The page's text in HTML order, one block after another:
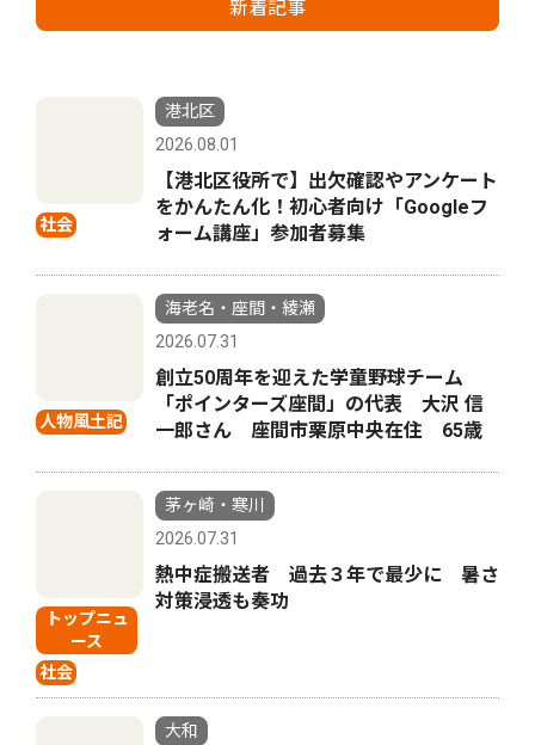
新着記事
社会
港北区
2026.08.01
【港北区役所で】出欠確認やアンケート
をかんたん化！初心者向け「Googleフ
ォーム講座」参加者募集
人物風土記
海老名・座間・綾瀬
2026.07.31
創立50周年を迎えた学童野球チーム
「ポインターズ座間」の代表 大沢 信
一郎さん 座間市栗原中央在住 65歳
トップニュ
ース
社会
茅ヶ崎・寒川
2026.07.31
熱中症搬送者 過去３年で最少に 暑さ
対策浸透も奏功
大和